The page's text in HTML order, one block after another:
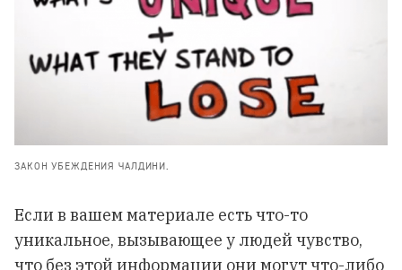
ЗАКОН УБЕЖДЕНИЯ ЧАЛДИНИ.
Если в вашем материале есть что-то
уникальное, вызывающее у людей чувство,
что без этой информации они могут что-либо